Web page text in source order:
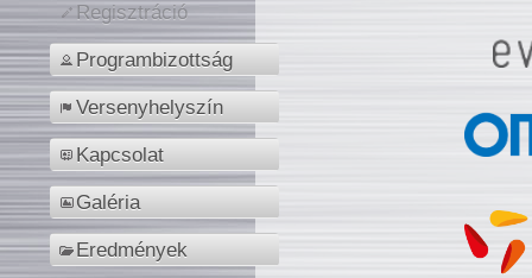
Regisztráció
Programbizottság
Versenyhelyszín
Kapcsolat
Galéria
Eredmények